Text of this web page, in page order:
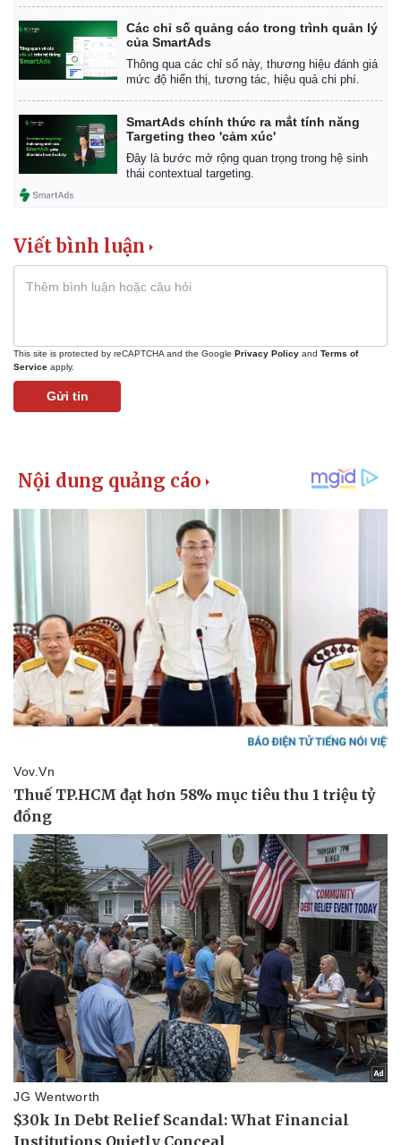
Bất động sản
Khởi nghiệp
Thị trường
Giá vàng
Tiêu dùng
Tỷ giá
Chứng khoán
Giá cà phê
Các chỉ số quảng cáo trong trình quản lý
của SmartAds
Thông qua các chỉ số này, thương hiệu đánh giá
mức độ hiển thị, tương tác, hiệu quả chi phí.
SmartAds chính thức ra mắt tính năng
Targeting theo 'cảm xúc'
Đây là bước mở rộng quan trọng trong hệ sinh
thái contextual targeting.
Viết bình luận
This site is protected by reCAPTCHA and the Google Privacy Policy and Terms of
Service apply.
Gửi tin